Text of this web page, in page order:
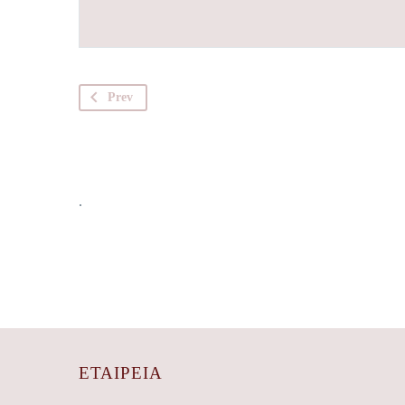
Prev
.
ΕΤΑΙΡΕΊΑ